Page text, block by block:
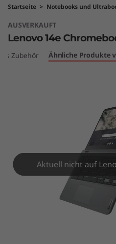
o
1
4
Startseite > Notebooks und
AUSVERKAUFT
Lenovo 14e
Zubehör Ähnliche Produkte
Aktuell nicht auf